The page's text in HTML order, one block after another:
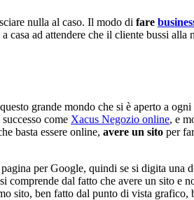
nulla al caso. Il modo di fare
ad attendere che il cliente bussi alla
grande mondo che si è aperto a
come Xacus Negozio online, e
basta essere online, avere un sito per
per Google, quindi se si digita una
dal fatto che avere un sito e
sito, ben fatto dal punto di vista